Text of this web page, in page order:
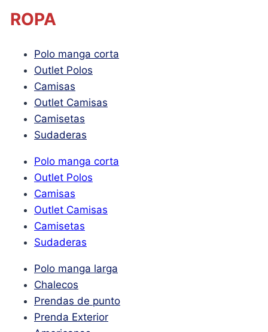
ROPA
Polo manga corta
Outlet Polos
Camisas
Outlet Camisas
Camisetas
Sudaderas
Polo manga corta
Outlet Polos
Camisas
Outlet Camisas
Camisetas
Sudaderas
Polo manga larga
Chalecos
Prendas de punto
Prenda Exterior